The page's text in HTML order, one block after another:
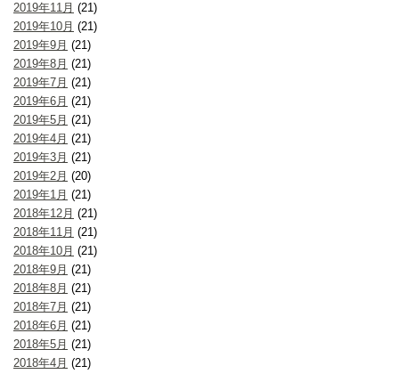
2019年11月 (21)
2019年10月 (21)
2019年9月 (21)
2019年8月 (21)
2019年7月 (21)
2019年6月 (21)
2019年5月 (21)
2019年4月 (21)
2019年3月 (21)
2019年2月 (20)
2019年1月 (21)
2018年12月 (21)
2018年11月 (21)
2018年10月 (21)
2018年9月 (21)
2018年8月 (21)
2018年7月 (21)
2018年6月 (21)
2018年5月 (21)
2018年4月 (21)